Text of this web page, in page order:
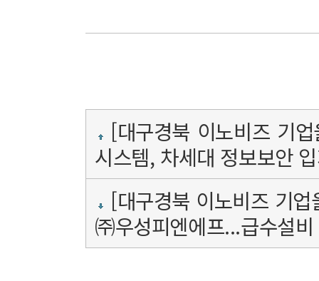
[대구경북 이노비즈 기
시스템, 차세대 정보보안
[대구경북 이노비즈 기
㈜우성피엔에프...급수설